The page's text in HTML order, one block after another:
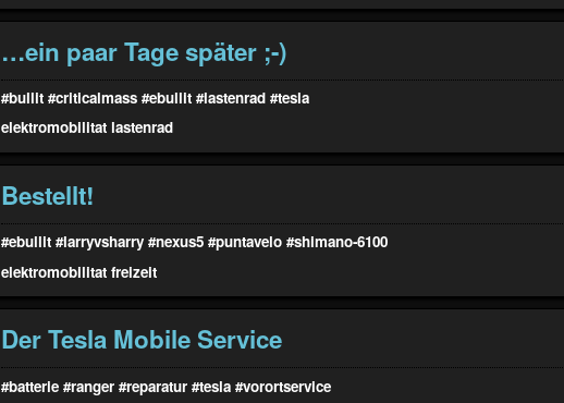
…ein paar Tage später ;-)
#bullit #criticalmass #ebullit #lastenrad #tesla
elektromobilitat lastenrad
Bestellt!
#ebullit #larryvsharry #nexus5 #puntavelo #shimano-6100
elektromobilitat freizeit
Der Tesla Mobile Service
#batterie #ranger #reparatur #tesla #vorortservice